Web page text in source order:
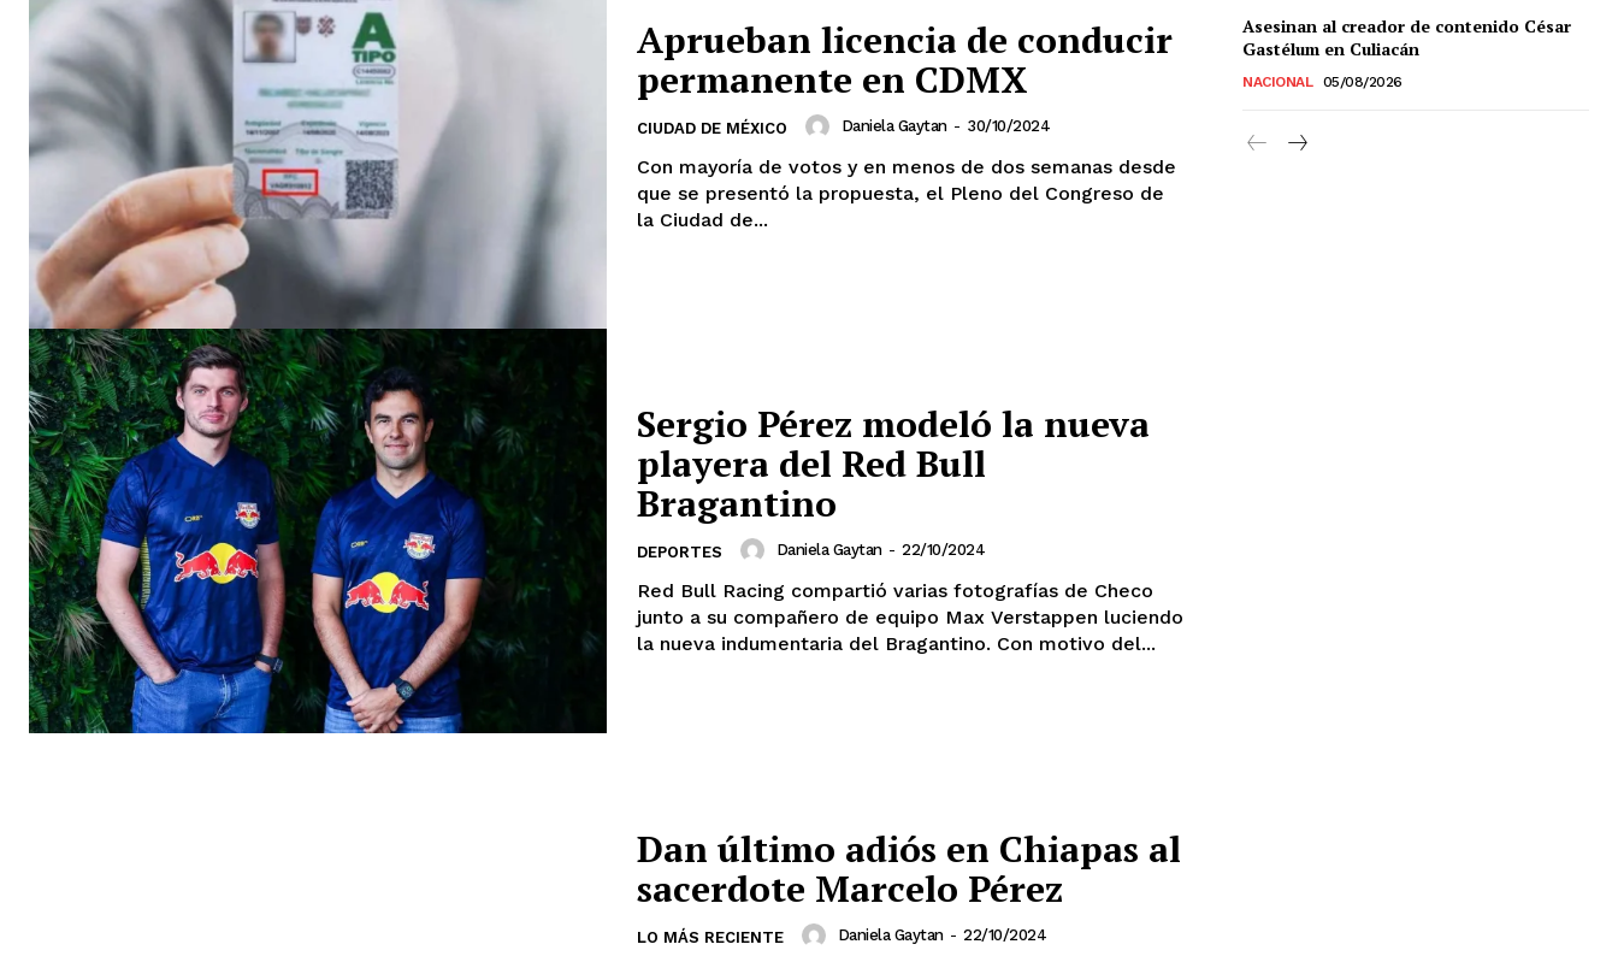
SUSCRIBIRSE
Baja California Sur
Campeche
Chiapas
Ciudad de México
Colima
Durango Estado de México
Guanajuato Guerrero Hidalgo
Tlaxcala
Tamaulipas Tabasco
Sonora
Sinaloa
San Luis Potosí
Quintana Roo
Aprueban licencia de conducir
permanente en CDMX
CIUDAD DE MÉXICO Daniela Gaytan - 30/10/2024
Con mayoría de votos y en menos de dos semanas desde
que se presentó la propuesta, el Pleno del Congreso de
la Ciudad de...
Sergio Pérez modeló la nueva
playera del Red Bull
Bragantino
DEPORTES Daniela Gaytan - 22/10/2024
Red Bull Racing compartió varias fotografías de Checo
junto a su compañero de equipo Max Verstappen luciendo
la nueva indumentaria del Bragantino. Con motivo del...
Dan último adiós en Chiapas al
sacerdote Marcelo Pérez
LO MÁS RECIENTE Daniela Gaytan - 22/10/2024
Asesinan al creador de contenido César
Gastélum en Culiacán
NACIONAL 05/08/2026